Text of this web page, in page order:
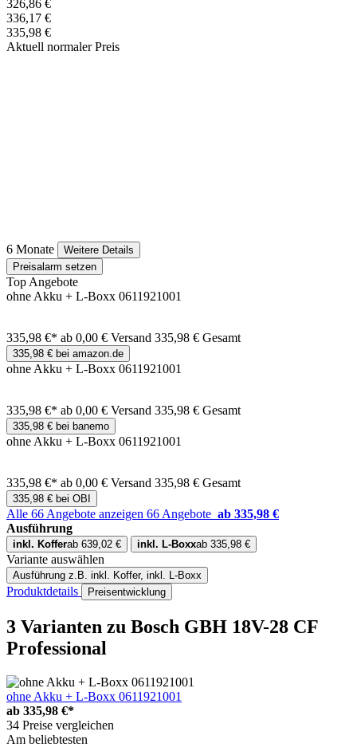
326,86 €
336,17 €
335,98 €
Aktuell normaler Preis
6 Monate
Weitere Details
Preisalarm setzen
Top Angebote
ohne Akku + L-Boxx 0611921001
335,98 €* ab 0,00 € Versand 335,98 € Gesamt
335,98 € bei amazon.de
ohne Akku + L-Boxx 0611921001
335,98 €* ab 0,00 € Versand 335,98 € Gesamt
335,98 € bei banemo
ohne Akku + L-Boxx 0611921001
335,98 €* ab 0,00 € Versand 335,98 € Gesamt
335,98 € bei OBI
Alle 66 Angebote anzeigen 66 Angebote ab 335,98 €
Ausführung
inkl. Kofferab 639,02 € inkl. L-Boxxab 335,98 €
Variante auswählen
Ausführung z.B. inkl. Koffer, inkl. L-Boxx
Produktdetails Preisentwicklung
3 Varianten zu Bosch GBH 18V-28 CF
Professional
ohne Akku + L-Boxx 0611921001
ab 335,98 €*
34 Preise vergleichen
Am beliebtesten